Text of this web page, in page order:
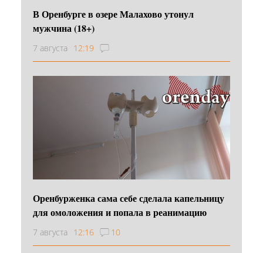
В Оренбурге в озере Малахово утонул
мужчина (18+)
7 августа 12:19
Оренбурженка сама себе сделала капельницу
для омоложения и попала в реанимацию
7 августа 12:16 10